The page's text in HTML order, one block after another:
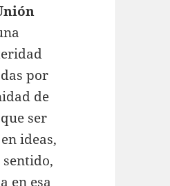
por
de
ser
ideas,
en esa